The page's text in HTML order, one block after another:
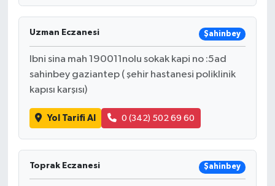
Uzman Eczanesi Şahinbey
Ibni sina mah 190011nolu sokak kapi no :5ad
sahinbey gaziantep ( şehir hastanesi poliklinik
kapısı karşısı)
Yol Tarifi Al 0 (342) 502 69 60
Toprak Eczanesi Şahinbey